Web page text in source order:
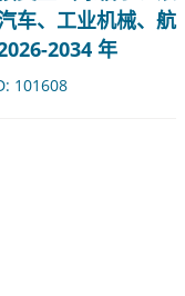
车、工业机械、航
2034 年
101608